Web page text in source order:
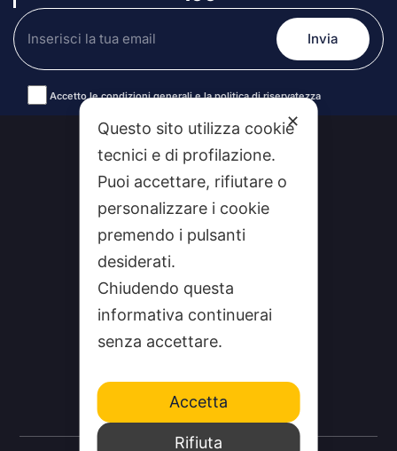
Accetto le condizioni generali e la politica di riservatezza
Alternative:
CHI SIAMO
CONTATTI
FEEDRSS
SEGNALA A STUDIO100
✕
Questo sito utilizza cookie
tecnici e di profilazione.
Puoi accettare, rifiutare o
personalizzare i cookie
premendo i pulsanti
desiderati.
Chiudendo questa
informativa continuerai
senza accettare.
Accetta
Rifiuta